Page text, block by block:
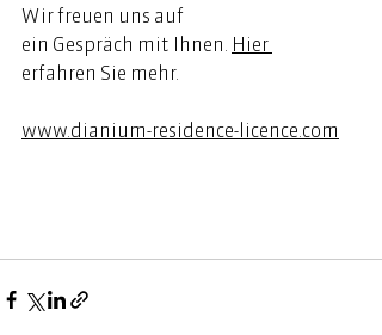
Wir freuen uns auf
ein Gespräch mit Ihnen. Hier
erfahren Sie mehr.
www.dianium-residence-licence.com